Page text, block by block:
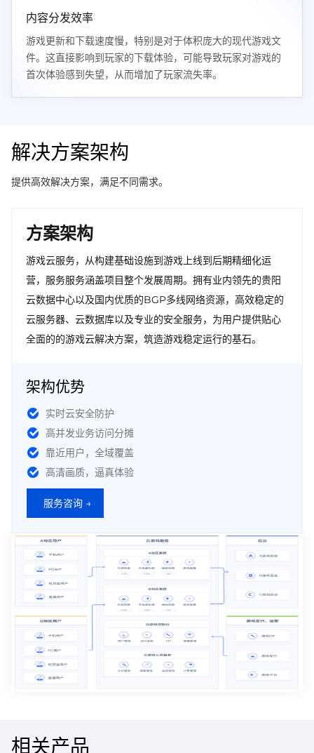
内容分发效率
游戏更新和下载速度慢，特别是对于体积庞大的现代游戏文
件。这直接影响到玩家的下载体验，可能导致玩家对游戏的
首次体验感到失望，从而增加了玩家流失率。
解决方案架构
提供高效解决方案，满足不同需求。
方案架构
游戏云服务，从构建基础设施到游戏上线到后期精细化运
营，服务服务涵盖项目整个发展周期。拥有业内领先的贵阳
云数据中心以及国内优质的BGP多线网络资源，高效稳定的
云服务器、云数据库以及专业的安全服务，为用户提供贴心
全面的的游戏云解决方案，筑造游戏稳定运行的基石。
架构优势
实时云安全防护
高并发业务访问分摊
靠近用户，全域覆盖
高清画质，逼真体验
服务咨询 →
相关产品